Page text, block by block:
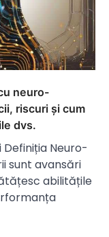
neuro-
riscuri și cum
dvs.
Neuro-
sunt avansări
abilitățile